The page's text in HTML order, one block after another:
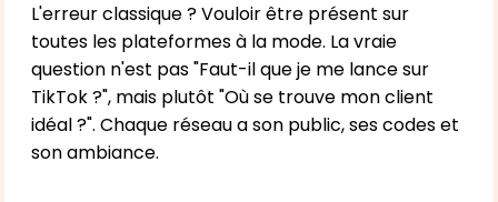
L'erreur classique ? Vouloir être présent sur
toutes les plateformes à la mode. La vraie
question n'est pas "Faut-il que je me lance sur
TikTok ?", mais plutôt "Où se trouve mon client
idéal ?". Chaque réseau a son public, ses codes et
son ambiance.